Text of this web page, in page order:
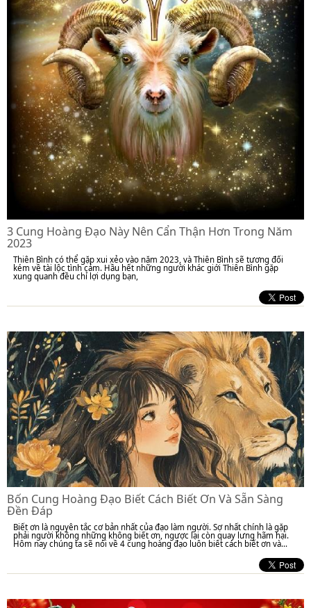
3 Cung Hoàng Đạo Này Nên Cẩn Thận Hơn Trong Năm
2023
Thiên Bình có thể gặp xui xẻo vào năm 2023, và Thiên Bình sẽ tương đối
kém về tài lộc tình cảm. Hầu hết những người khác giới Thiên Bình gặp
xung quanh đều chỉ lợi dụng bạn,
Bốn Cung Hoàng Đạo Biết Cách Biết Ơn Và Sẵn Sàng
Đền Đáp
Biết ơn là nguyên tắc cơ bản nhất của đạo làm người. Sợ nhất chính là gặp
phải người không những không biết ơn, ngược lại còn quay lưng hãm hại.
Hôm nay chúng ta sẽ nói về 4 cung hoàng đạo luôn biết cách biết ơn và...